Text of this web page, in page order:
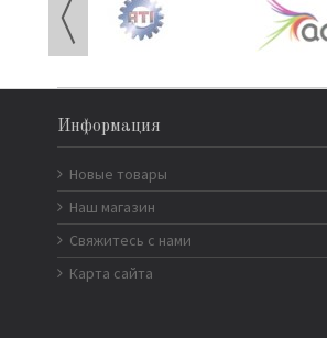
Информация
Новые товары
Наш магазин
Свяжитесь с нами
Карта сайта